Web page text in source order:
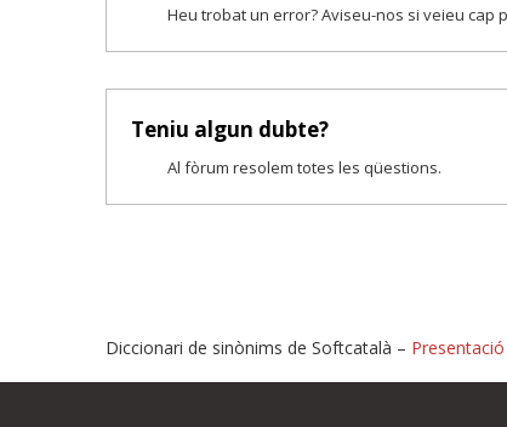
Heu trobat un error? Aviseu-nos si veieu cap
Teniu algun dubte?
Al fòrum resolem totes les qüestions.
Diccionari de sinònims de Softcatalà –